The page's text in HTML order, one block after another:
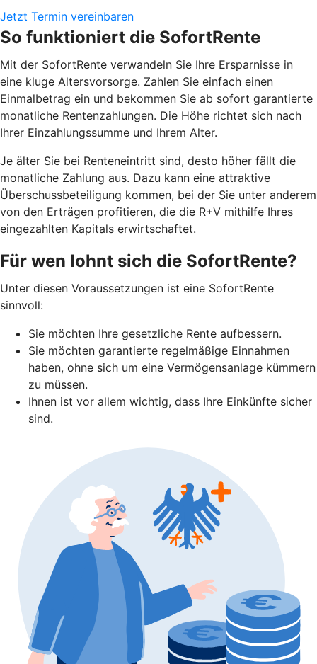
Jetzt Termin vereinbaren
So funktioniert die SofortRente
Mit der SofortRente verwandeln Sie Ihre Ersparnisse in
eine kluge Altersvorsorge. Zahlen Sie einfach einen
Einmalbetrag ein und bekommen Sie ab sofort garantierte
monatliche Rentenzahlungen. Die Höhe richtet sich nach
Ihrer Einzahlungssumme und Ihrem Alter.
Je älter Sie bei Renteneintritt sind, desto höher fällt die
monatliche Zahlung aus. Dazu kann eine attraktive
Überschussbeteiligung kommen, bei der Sie unter anderem
von den Erträgen profitieren, die die R+V mithilfe Ihres
eingezahlten Kapitals erwirtschaftet.
Für wen lohnt sich die SofortRente?
Unter diesen Voraussetzungen ist eine SofortRente
sinnvoll:
Sie möchten Ihre gesetzliche Rente aufbessern.
Sie möchten garantierte regelmäßige Einnahmen
haben, ohne sich um eine Vermögensanlage kümmern
zu müssen.
Ihnen ist vor allem wichtig, dass Ihre Einkünfte sicher
sind.